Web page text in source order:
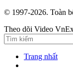
© 1997-2026. Toàn
Theo dõi Video
Trang nhất